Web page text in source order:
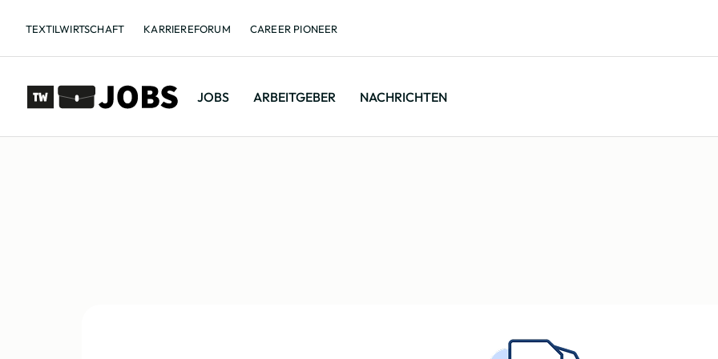
TEXTILWIRTSCHAFT KARRIEREFORUM CAREER PIONEER
JOBS ARBEITGEBER NACHRICHTEN